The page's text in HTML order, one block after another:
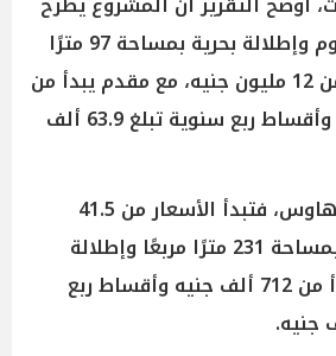
شاليهات بغرفتي نوم وإطلالة بحرية بمساحة 97 مترًا
مربعًا، بأسعار تبدأ من 12 مليون جنيه، مع مقدم يبدأ من
212 ألف جنيه فقط وأقساط ربع سنوية تبلغ 63.9 ألف
أما في فئة التوين هاوس، فتبدأ الأسعار من 41.5
مليون جنيه لوحدة بمساحة 231 مترًا مربعًا وإطلالة
بحرية، مع مقدم يبدأ من 712 ألف جنيه وأقساط ربع